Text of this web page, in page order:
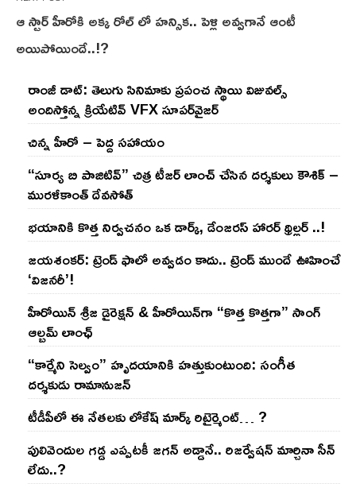
ఆ స్టార్ హీరోకి అక్క రోల్ లో హన్సిక.. పెళ్లి అవ్వగానే ఆంటీ
అయిపోయిందే..!?
రాంజీ డాట్: తెలుగు సినిమాకు ప్రపంచ స్థాయి విజువల్స్
అందిస్తోన్న క్రియేటివ్ VFX సూపర్‌వైజర్
చిన్న హీరో – పెద్ద సహాయం
“సూర్య బి పాజిటివ్” చిత్ర టీజర్ లాంచ్ చేసిన‌ దర్శకులు కౌశిక్ –
మురళీకాంత్ దేవసోత్
భయానికి కొత్త నిర్వచనం ఒక డార్క్, డేంజరస్ హారర్ థ్రిల్లర్ ..!
జయశంకర్: ట్రెండ్‌ ఫాలో అవ్వడం కాదు.. ట్రెండ్‌ ముందే ఊహించే
‘విజనరీ’!
హీరోయిన్ శ్రీజ డైరెక్ష‌న్ & హీరోయిన్‌గా “కొత్త కొత్తగా” సాంగ్
ఆల్బమ్ లాంఛ్
“కార్మేని సెల్వం” హృదయానికి హత్తుకుంటుంది: సంగీత
దర్శకుడు రామానుజన్
టీడీపీలో ఈ నేత‌ల‌కు లోకేష్ మార్క్ రిటైర్మెంట్‌… ?
పులివెందుల గ‌డ్డ ఎప్ప‌ట‌కీ జ‌గ‌న్ అడ్డానే.. రిజ‌ర్వేష‌న్ మార్చినా సీన్
లేదు..?